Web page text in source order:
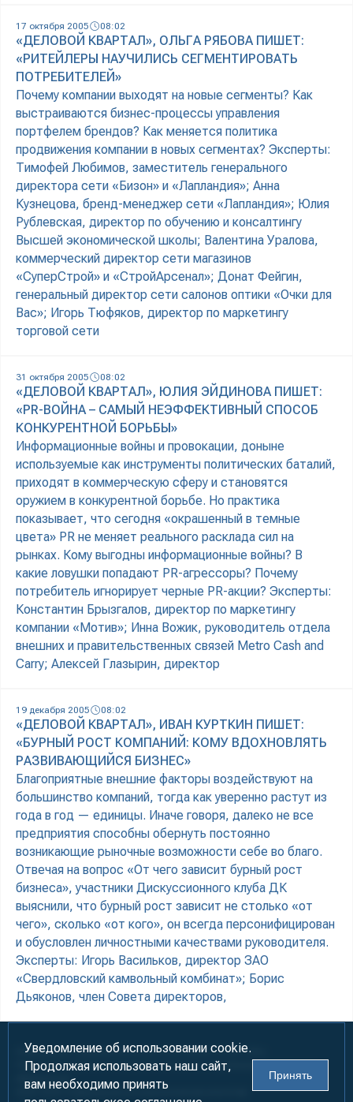
17 октября 2005 08:02
«ДЕЛОВОЙ КВАРТАЛ», ОЛЬГА РЯБОВА ПИШЕТ:
«РИТЕЙЛЕРЫ НАУЧИЛИСЬ СЕГМЕНТИРОВАТЬ
ПОТРЕБИТЕЛЕЙ»
Почему компании выходят на новые сегменты? Как
выстраиваются бизнес-процессы управления
портфелем брендов? Как меняется политика
продвижения компании в новых сегментах? Эксперты:
Тимофей Любимов, заместитель генерального
директора сети «Бизон» и «Лапландия»; Анна
Кузнецова, бренд-менеджер сети «Лапландия»; Юлия
Рублевская, директор по обучению и консалтингу
Высшей экономической школы; Валентина Уралова,
коммерческий директор сети магазинов
«СуперСтрой» и «СтройАрсенал»; Донат Фейгин,
генеральный директор сети салонов оптики «Очки для
Вас»; Игорь Тюфяков, директор по маркетингу
торговой сети
31 октября 2005 08:02
«ДЕЛОВОЙ КВАРТАЛ», ЮЛИЯ ЭЙДИНОВА ПИШЕТ:
«PR-ВОЙНА – САМЫЙ НЕЭФФЕКТИВНЫЙ СПОСОБ
КОНКУРЕНТНОЙ БОРЬБЫ»
Информационные войны и провокации, доныне
используемые как инструменты политических баталий,
приходят в коммерческую сферу и становятся
оружием в конкурентной борьбе. Но практика
показывает, что сегодня «окрашенный в темные
цвета» PR не меняет реального расклада сил на
рынках. Кому выгодны информационные войны? В
какие ловушки попадают PR-агрессоры? Почему
потребитель игнорирует черные PR-акции? Эксперты:
Константин Брызгалов, директор по маркетингу
компании «Мотив»; Инна Вожик, руководитель отдела
внешних и правительственных связей Metro Cash and
Carry; Алексей Глазырин, директор
19 декабря 2005 08:02
«ДЕЛОВОЙ КВАРТАЛ», ИВАН КУРТКИН ПИШЕТ:
«БУРНЫЙ РОСТ КОМПАНИЙ: КОМУ ВДОХНОВЛЯТЬ
РАЗВИВАЮЩИЙСЯ БИЗНЕС»
Благоприятные внешние факторы воздействуют на
большинство компаний, тогда как уверенно растут из
года в год — единицы. Иначе говоря, далеко не все
предприятия способны обернуть постоянно
возникающие рыночные возможности себе во благо.
Отвечая на вопрос «От чего зависит бурный рост
бизнеса», участники Дискуссионного клуба ДК
выяснили, что бурный рост зависит не столько «от
чего», сколько «от кого», он всегда персонифицирован
и обусловлен личностными качествами руководителя.
Эксперты: Игорь Васильков, директор ЗАО
«Свердловский камвольный комбинат»; Борис
Дьяконов, член Совета директоров,
Информация предназначена для лиц старше 18 лет (18+)
При использовании материалов ссылка на «УралБизнесКонсалтинг»
2000-2026 Информационно-аналитическое агентство
Уведомление об использовании cookie.
Продолжая использовать наш сайт,
вам необходимо принять
Принять